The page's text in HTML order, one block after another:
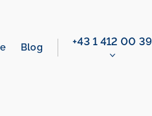
Blog +43 1 412 00 39